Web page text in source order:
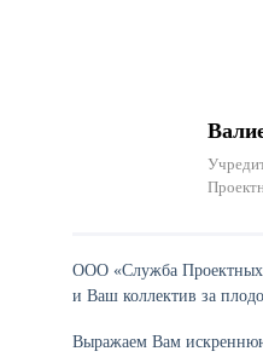
ООО «Служба Проектных
и Ваш коллектив за
Выражаем Вам